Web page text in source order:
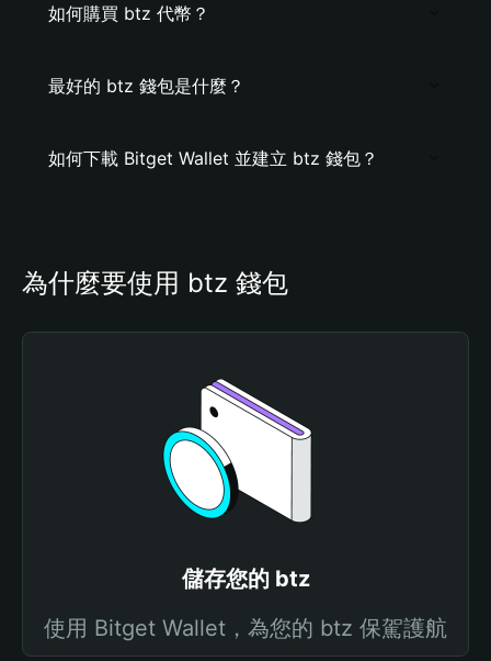
如何購買 btz 代幣？
最好的 btz 錢包是什麼？
如何下載 Bitget Wallet 並建立 btz 錢包？
為什麼要使用 btz 錢包
儲存您的 btz
使用 Bitget Wallet，為您的 btz 保駕護航